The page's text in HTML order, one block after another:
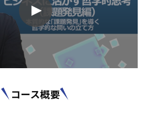
コース概要